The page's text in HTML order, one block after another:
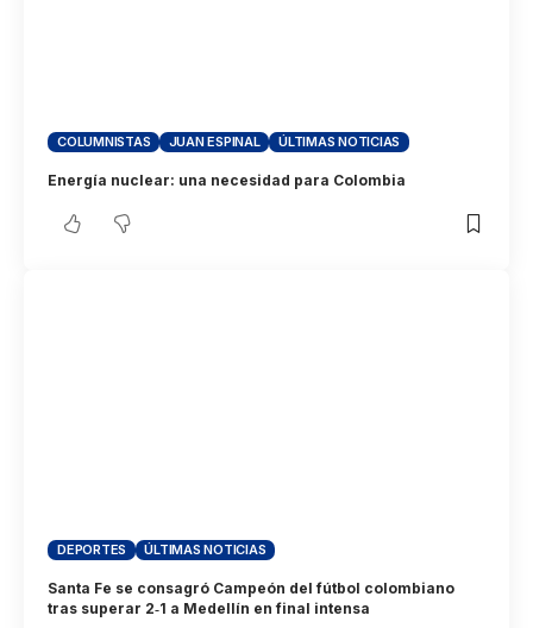
COLUMNISTAS JUAN ESPINAL ÚLTIMAS NOTICIAS
Energía nuclear: una necesidad para Colombia
DEPORTES ÚLTIMAS NOTICIAS
Santa Fe se consagró Campeón del fútbol colombiano
tras superar 2‑1 a Medellín en final intensa